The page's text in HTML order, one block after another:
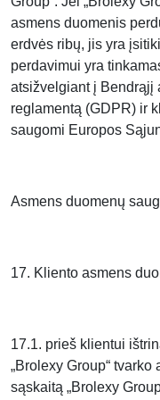
asmens duomenis
erdvės ribų, jis yra
perdavimui yra
atsižvelgiant į Bendrąjį
reglamentą (GDPR) ir
saugomi Europos
Asmens duomenų
17. Kliento asmens
17.1. prieš klientui
„Brolexy Group“
sąskaitą „Brolexy